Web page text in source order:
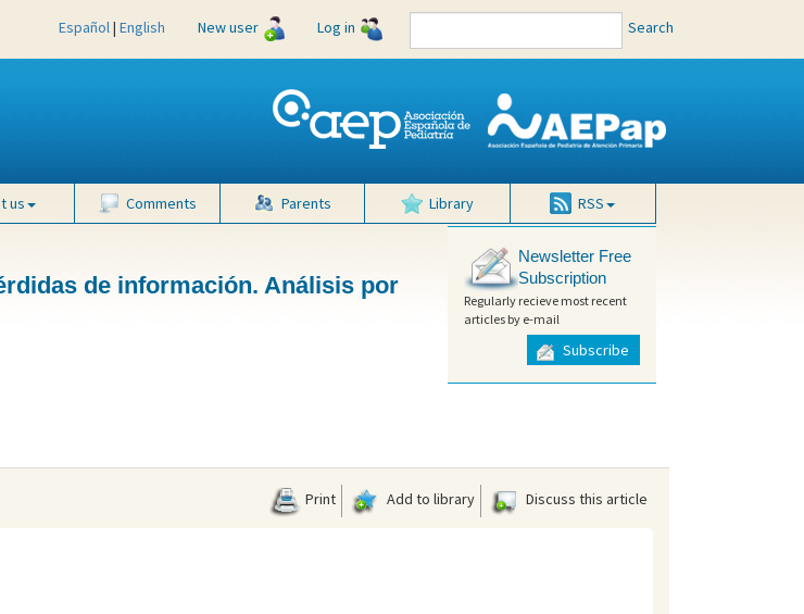
Español| English New user Log in Search
us Comments Parents Library RSS
de información. Análisis por
Newsletter Free
Subscription
Regularly recieve most recent
articles by e-mail
Subscribe
Print Add to library Discuss this article